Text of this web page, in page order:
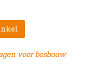
voor bosbouw